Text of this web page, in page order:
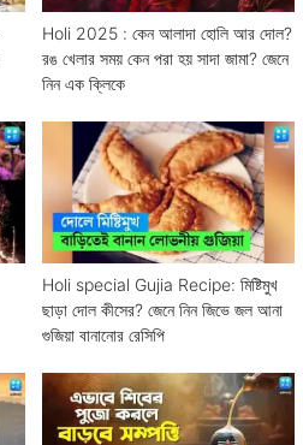
Holi 2025 : কেন আলাদা হোলি আর দোল?
রঙ খেলার সময় কেন পরা হয় সাদা জামা? জেনে
নিন এক ক্লিকে
Holi special Gujia Recipe: মিষ্টিমুখ
ছাড়া দোল কীসের? জেনে নিন জিভে জল আনা
গুজিয়া বানানোর রেসিপি